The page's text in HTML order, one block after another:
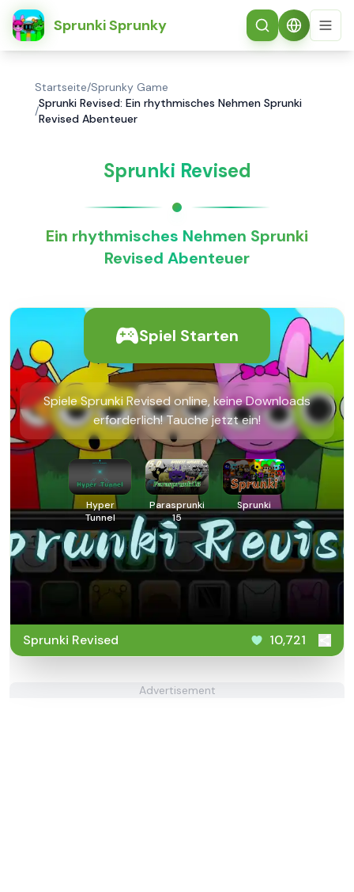
Sprunki Sprunky
简体中文
Startseite/Sprunky Game
/
Sprunki Revised: Ein rhythmisches Nehmen Sprunki
Revised Abenteuer
Sprunki Revised
Ein rhythmisches Nehmen Sprunki
Revised Abenteuer
Spiel Starten
Spiele Sprunki Revised online, keine Downloads
erforderlich! Tauche jetzt ein!
Hyper
Tunnel
Parasprunki
15
Sprunki
Sprunki Revised 10,721
Advertisement